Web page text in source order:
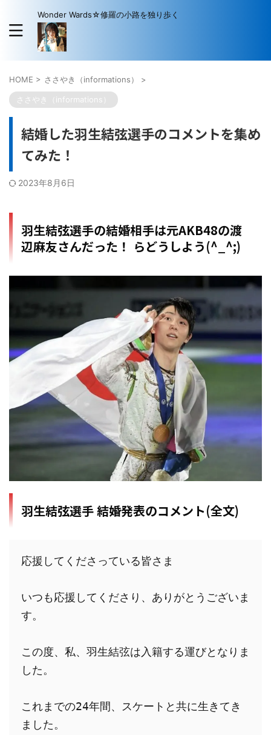
Wonder Wards☆修羅の小路を独り歩く
HOME > ささやき（informations） >
ささやき（informations）
結婚した羽生結弦選手のコメントを集め
てみた！
2023年8月6日
羽生結弦選手の結婚相手は元AKB48の渡
辺麻友さんだった！ らどうしよう(^_^;)
羽生結弦選手 結婚発表のコメント(全文)
応援してくださっている皆さま
いつも応援してくださり、ありがとうございま
す。
この度、私、羽生結弦は入籍する運びとなりま
した。
これまでの24年間、スケートと共に生きてき
ました。